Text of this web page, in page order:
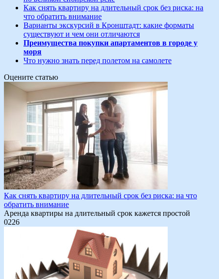
Как снять квартиру на длительный срок без риска: на
что обратить внимание
Варианты экскурсий в Кронштадт: какие форматы
существуют и чем они отличаются
Преимущества покупки апартаментов в городе у
моря
Что нужно знать перед полетом на самолете
Оцените статью
Как снять квартиру на длительный срок без риска: на что
обратить внимание
Аренда квартиры на длительный срок кажется простой
0226